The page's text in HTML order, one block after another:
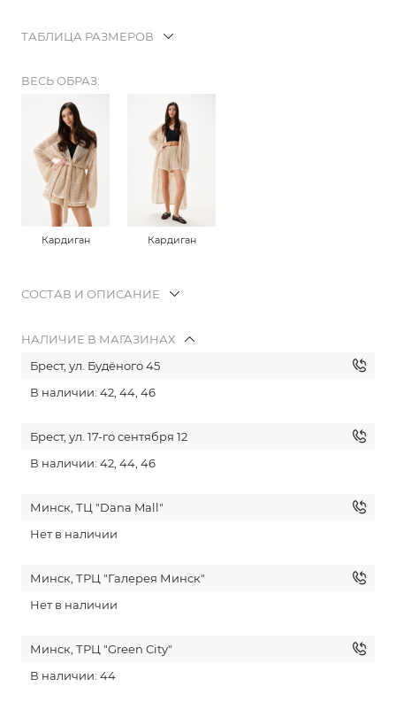
ТАБЛИЦА РАЗМЕРОВ
ВЕСЬ ОБРАЗ:
Кардиган Кардиган
СОСТАВ И ОПИСАНИЕ
НАЛИЧИЕ В МАГАЗИНАХ
Брест, ул. Будёного 45
В наличии: 42, 44, 46
Брест, ул. 17-го сентября 12
В наличии: 42, 44, 46
Минск, ТЦ "Dana Mall"
Нет в наличии
Минск, ТРЦ "Галерея Минск"
Нет в наличии
Минск, ТРЦ "Green City"
В наличии: 44